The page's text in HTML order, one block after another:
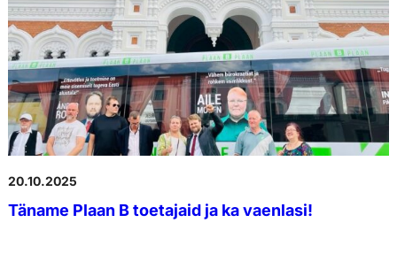
20.10.2025
Täname Plaan B toetajaid ja ka vaenlasi!